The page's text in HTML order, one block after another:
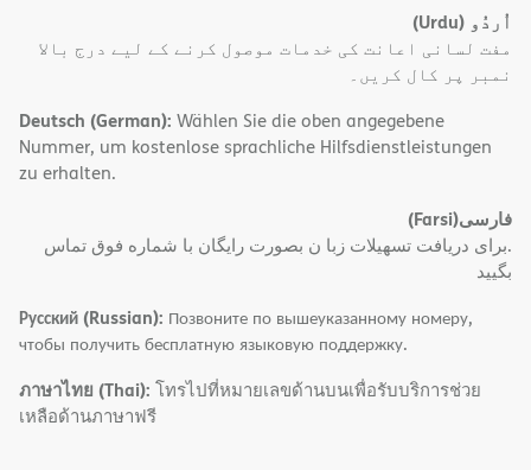
اُردُو (Urdu)
مفت لسانی اعانت کی خدمات موصول کرنے کے لیے درج بالا
نمبر پر کال کریں۔
Deutsch (German): Wählen Sie die oben angegebene
Nummer, um kostenlose sprachliche Hilfsdienstleistungen
zu erhalten.
فارسی(Farsi)
.برای دریافت تسهیلات زبا ن بصورت رایگان با شماره فوق تماس
بگیید
Русский (Russian): Позвоните по вышеуказанному номеру,
чтобы получить бесплатную языковую поддержку.
ภาษาไทย (Thai): โทรไปที่หมายเลขด้านบนเพื่อรับบริการช่วย
เหลือด้านภาษาฟรี